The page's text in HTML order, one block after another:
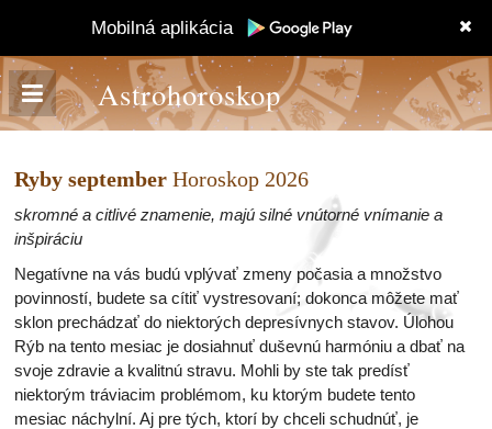
Mobilná aplikácia
Astrohoroskop
Ryby september Horoskop 2026
skromné a citlivé znamenie, majú silné vnútorné vnímanie a
inšpiráciu
Negatívne na vás budú vplývať zmeny počasia a množstvo
povinností, budete sa cítiť vystresovaní; dokonca môžete mať
sklon prechádzať do niektorých depresívnych stavov. Úlohou
Rýb na tento mesiac je dosiahnuť duševnú harmóniu a dbať na
svoje zdravie a kvalitnú stravu. Mohli by ste tak predísť
niektorým tráviacim problémom, ku ktorým budete tento
mesiac náchylní. Aj pre tých, ktorí by chceli schudnúť, je